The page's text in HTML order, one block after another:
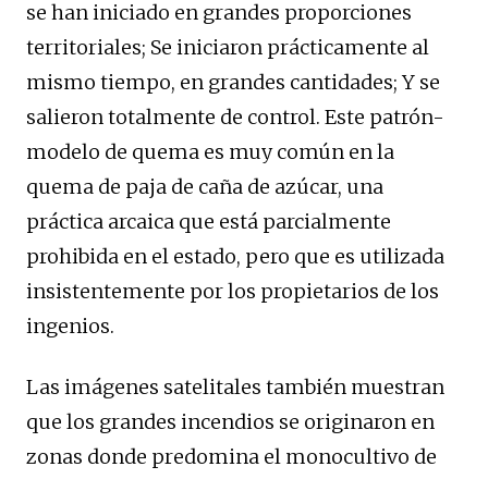
se han iniciado en grandes proporciones
territoriales; Se iniciaron prácticamente al
mismo tiempo, en grandes cantidades; Y se
salieron totalmente de control. Este patrón-
modelo de quema es muy común en la
quema de paja de caña de azúcar, una
práctica arcaica que está parcialmente
prohibida en el estado, pero que es utilizada
insistentemente por los propietarios de los
ingenios.
Las imágenes satelitales también muestran
que los grandes incendios se originaron en
zonas donde predomina el monocultivo de